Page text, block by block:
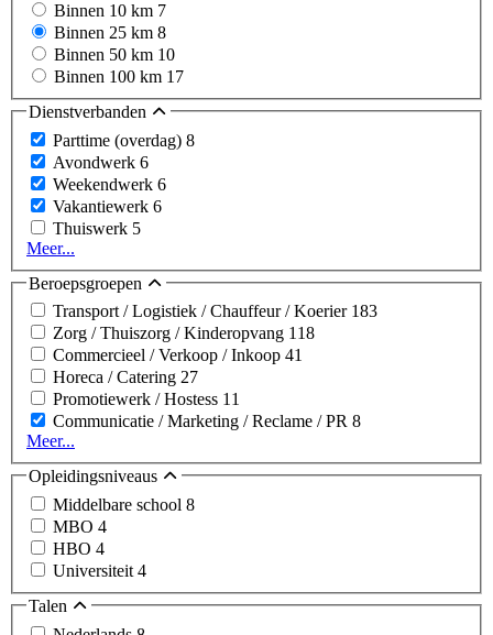
Binnen 10 km 7
Binnen 25 km 8
Binnen 50 km 10
Binnen 100 km 17
Dienstverbanden
Parttime (overdag) 8
Avondwerk 6
Weekendwerk 6
Vakantiewerk 6
Thuiswerk 5
Meer...
Beroepsgroepen
Transport / Logistiek / Chauffeur / Koerier 183
Zorg / Thuiszorg / Kinderopvang 118
Commercieel / Verkoop / Inkoop 41
Horeca / Catering 27
Promotiewerk / Hostess 11
Communicatie / Marketing / Reclame / PR 8
Meer...
Opleidingsniveaus
Middelbare school 8
MBO 4
HBO 4
Universiteit 4
Talen